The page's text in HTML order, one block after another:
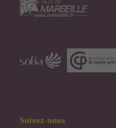
Suivez-nous